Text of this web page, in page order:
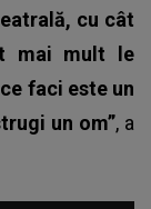
cu cât
mai mult le
faci este un
un om”, a